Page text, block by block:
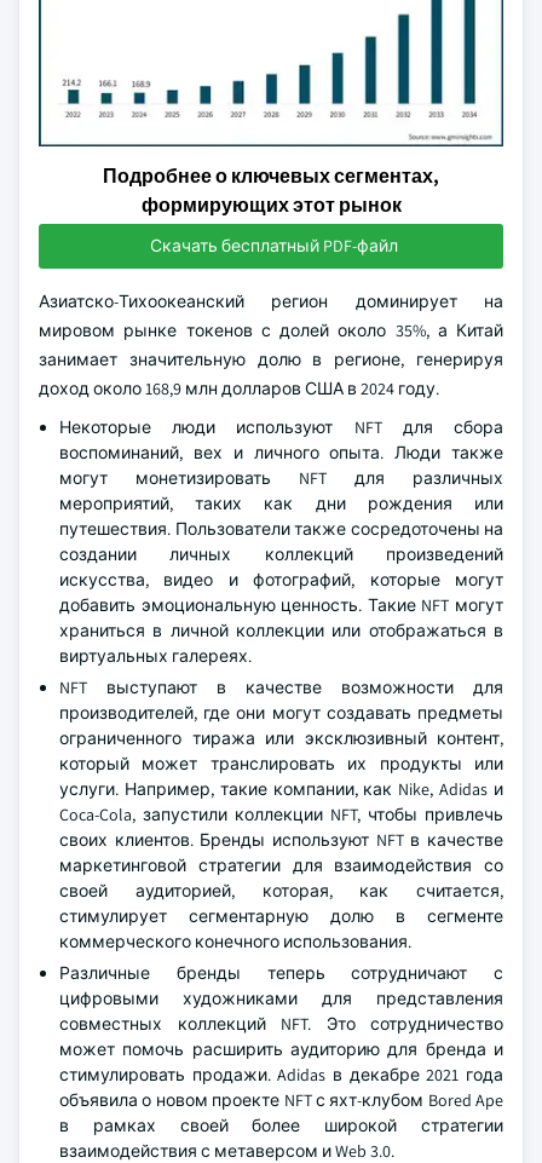
Подробнее о ключевых сегментах,
формирующих этот рынок
Скачать бесплатный PDF-файл
Азиатско-Тихоокеанский регион доминирует на
мировом рынке токенов с долей около 35%, а Китай
занимает значительную долю в регионе, генерируя
доход около 168,9 млн долларов США в 2024 году.
Некоторые люди используют NFT для сбора
воспоминаний, вех и личного опыта. Люди также
могут монетизировать NFT для различных
мероприятий, таких как дни рождения или
путешествия. Пользователи также сосредоточены на
создании личных коллекций произведений
искусства, видео и фотографий, которые могут
добавить эмоциональную ценность. Такие NFT могут
храниться в личной коллекции или отображаться в
виртуальных галереях.
NFT выступают в качестве возможности для
производителей, где они могут создавать предметы
ограниченного тиража или эксклюзивный контент,
который может транслировать их продукты или
услуги. Например, такие компании, как Nike, Adidas и
Coca-Cola, запустили коллекции NFT, чтобы привлечь
своих клиентов. Бренды используют NFT в качестве
маркетинговой стратегии для взаимодействия со
своей аудиторией, которая, как считается,
стимулирует сегментарную долю в сегменте
коммерческого конечного использования.
Различные бренды теперь сотрудничают с
цифровыми художниками для представления
совместных коллекций NFT. Это сотрудничество
может помочь расширить аудиторию для бренда и
стимулировать продажи. Adidas в декабре 2021 года
объявила о новом проекте NFT с яхт-клубом Bored Ape
в рамках своей более широкой стратегии
взаимодействия с метаверсом и Web 3.0.